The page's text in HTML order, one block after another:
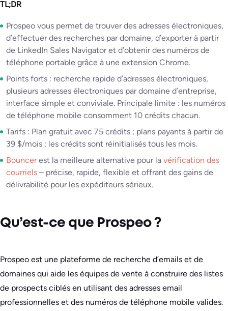
TL;DR
Prospeo vous permet de trouver des adresses électroniques,
d’effectuer des recherches par domaine, d’exporter à partir
de LinkedIn Sales Navigator et d’obtenir des numéros de
téléphone portable grâce à une extension Chrome.
Points forts : recherche rapide d’adresses électroniques,
plusieurs adresses électroniques par domaine d’entreprise,
interface simple et conviviale. Principale limite : les numéros
de téléphone mobile consomment 10 crédits chacun.
Tarifs : Plan gratuit avec 75 crédits ; plans payants à partir de
39 $/mois ; les crédits sont réinitialisés tous les mois.
Bouncerest la meilleure alternative pour la vérification des
courriels – précise, rapide, flexible et offrant des gains de
délivrabilité pour les expéditeurs sérieux.
Qu’est-ce que Prospeo ?
Prospeo est une plateforme de recherche d’emails et de
domaines qui aide les équipes de vente à construire des listes
de prospects ciblés en utilisant des adresses email
professionnelles et des numéros de téléphone mobile valides.